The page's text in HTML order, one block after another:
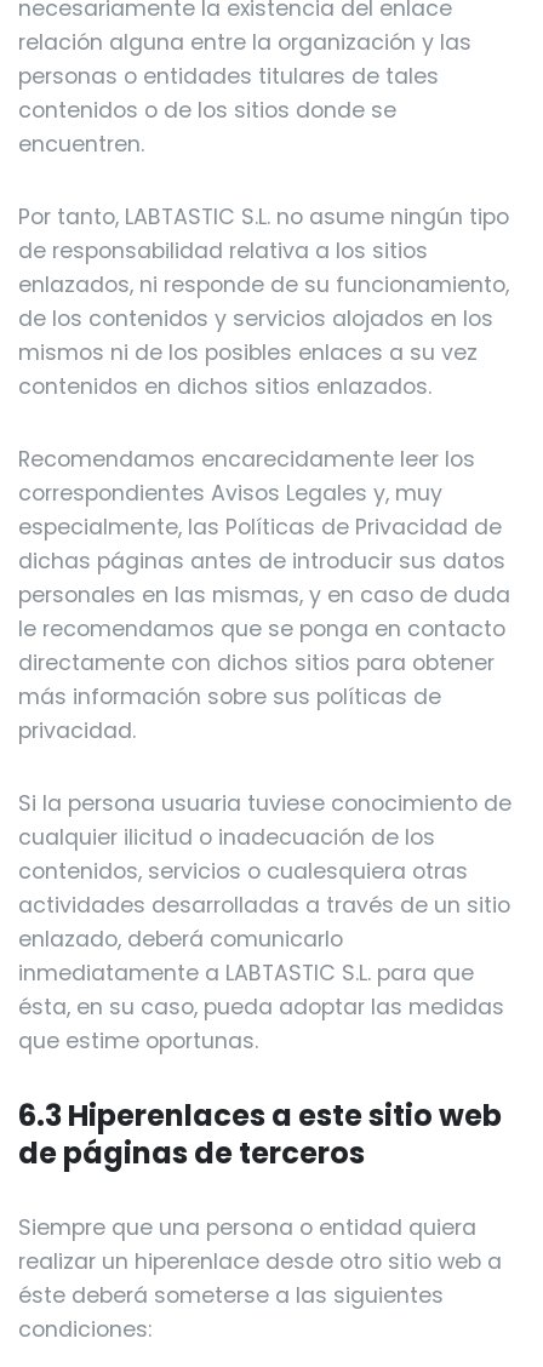
necesariamente la existencia del enlace
relación alguna entre la organización y las
personas o entidades titulares de tales
contenidos o de los sitios donde se
encuentren.
Por tanto, LABTASTIC S.L. no asume ningún tipo
de responsabilidad relativa a los sitios
enlazados, ni responde de su funcionamiento,
de los contenidos y servicios alojados en los
mismos ni de los posibles enlaces a su vez
contenidos en dichos sitios enlazados.
Recomendamos encarecidamente leer los
correspondientes Avisos Legales y, muy
especialmente, las Políticas de Privacidad de
dichas páginas antes de introducir sus datos
personales en las mismas, y en caso de duda
le recomendamos que se ponga en contacto
directamente con dichos sitios para obtener
más información sobre sus políticas de
privacidad.
Si la persona usuaria tuviese conocimiento de
cualquier ilicitud o inadecuación de los
contenidos, servicios o cualesquiera otras
actividades desarrolladas a través de un sitio
enlazado, deberá comunicarlo
inmediatamente a LABTASTIC S.L. para que
ésta, en su caso, pueda adoptar las medidas
que estime oportunas.
6.3 Hiperenlaces a este sitio web
de páginas de terceros
Siempre que una persona o entidad quiera
realizar un hiperenlace desde otro sitio web a
éste deberá someterse a las siguientes
condiciones: